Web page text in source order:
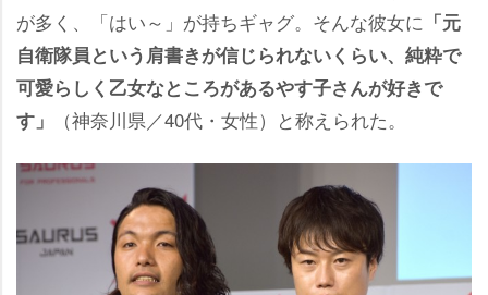
が多く、「はい～」が持ちギャグ。そんな彼女に 「元
自衛隊員という肩書きが信じられないくらい、純粋で
可愛らしく乙女なところがあるやす子さんが好きで
す」
（神奈川県／40代・女性）と称えられた。